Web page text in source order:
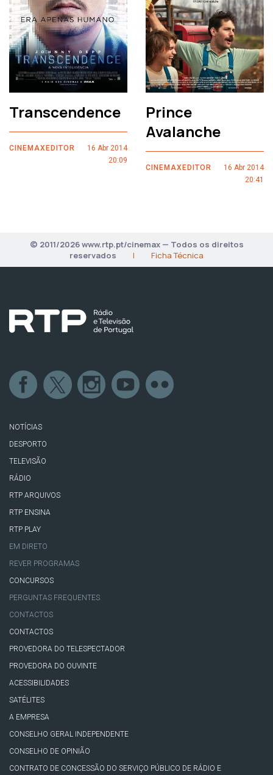
Transcendence
CINEMAXEDITOR
16 Abr 2014
20:09
Prince
Avalanche
CINEMAXEDITOR
16 Abr 2014
20:41
© 2011/2026 www.rtp.pt/cinemax — Todos os direitos
reservados
| Ficha Técnica
NOTÍCIAS
DESPORTO
TELEVISÃO
RÁDIO
RTP ARQUIVOS
RTP ENSINA
RTP PLAY
EM DIRETO
REVER PROGRAMAS
CONCURSOS
PERGUNTAS FREQUENTES
CONTACTOS
CONTACTOS
PROVEDORA DO TELESPECTADOR
PROVEDORA DO OUVINTE
ACESSIBILIDADES
SATÉLITES
A EMPRESA
CONSELHO GERAL INDEPENDENTE
CONSELHO DE OPINIÃO
CONTRATO DE CONCESSÃO DO SERVIÇO PÚBLICO DE RÁDIO E